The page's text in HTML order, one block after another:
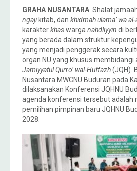
GRAHA NUSANTARA . Shalat
ngajikitab, dan khidmahulama’ wa al-
karakterkhaswarga nahdliyyin di
yang berada dalam struktur
yang menjadi penggerak secara
organ NU yang khusus membidangi
Jamiyyatul Qurro’ wal-Huffazh(JQH).
Nusantara MWCNU Buduran pada
dilaksanakan Konferensi JQHNU
agenda konferensi tersebut adalah
pemilihan pimpinan baru JQHNU
2028.